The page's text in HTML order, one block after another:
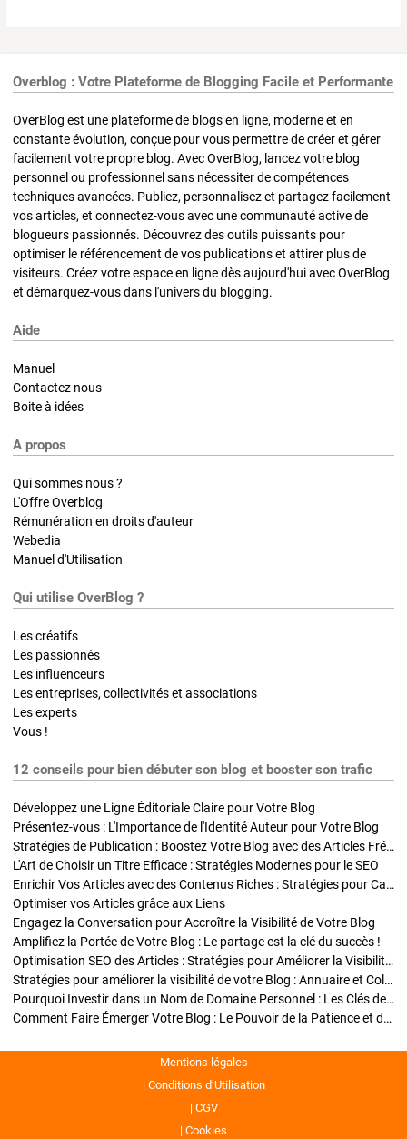
Overblog : Votre Plateforme de Blogging Facile et Performante
OverBlog est une plateforme de blogs en ligne, moderne et en
constante évolution, conçue pour vous permettre de créer et gérer
facilement votre propre blog. Avec OverBlog, lancez votre blog
personnel ou professionnel sans nécessiter de compétences
techniques avancées. Publiez, personnalisez et partagez facilement
vos articles, et connectez-vous avec une communauté active de
blogueurs passionnés. Découvrez des outils puissants pour
optimiser le référencement de vos publications et attirer plus de
visiteurs. Créez votre espace en ligne dès aujourd'hui avec OverBlog
et démarquez-vous dans l'univers du blogging.
Aide
Manuel
Contactez nous
Boite à idées
A propos
Qui sommes nous ?
L'Offre Overblog
Rémunération en droits d'auteur
Webedia
Manuel d'Utilisation
Qui utilise OverBlog ?
Les créatifs
Les passionnés
Les influenceurs
Les entreprises, collectivités et associations
Les experts
Vous !
12 conseils pour bien débuter son blog et booster son trafic
Développez une Ligne Éditoriale Claire pour Votre Blog
Présentez-vous : L'Importance de l'Identité Auteur pour Votre Blog
Stratégies de Publication : Boostez Votre Blog avec des Articles Fréquents et Exclusifs
L'Art de Choisir un Titre Efficace : Stratégies Modernes pour le SEO
Enrichir Vos Articles avec des Contenus Riches : Stratégies pour Captiver et Optimiser
Optimiser vos Articles grâce aux Liens
Engagez la Conversation pour Accroître la Visibilité de Votre Blog
Amplifiez la Portée de Votre Blog : Le partage est la clé du succès !
Optimisation SEO des Articles : Stratégies pour Améliorer la Visibilité de Votre Blog
Stratégies pour améliorer la visibilité de votre Blog : Annuaire et Collaborations
Pourquoi Investir dans un Nom de Domaine Personnel : Les Clés de la Réussite de Votre Blog
Comment Faire Émerger Votre Blog : Le Pouvoir de la Patience et de la Persévérance
Mentions légales
Conditions d’Utilisation
CGV
Cookies